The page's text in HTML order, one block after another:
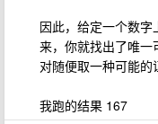
因此，给定一个数
来，你就找出了唯
对随便取一种可能的
我跑的结果 167